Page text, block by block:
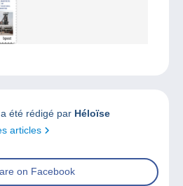
été rédigé par Héloïse
articles
on Facebook